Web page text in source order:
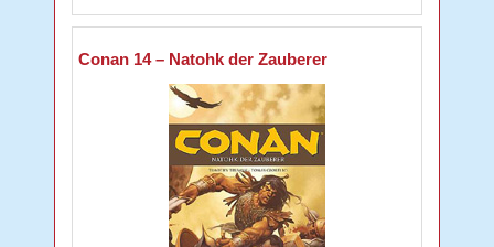
Conan 14 – Natohk der Zauberer